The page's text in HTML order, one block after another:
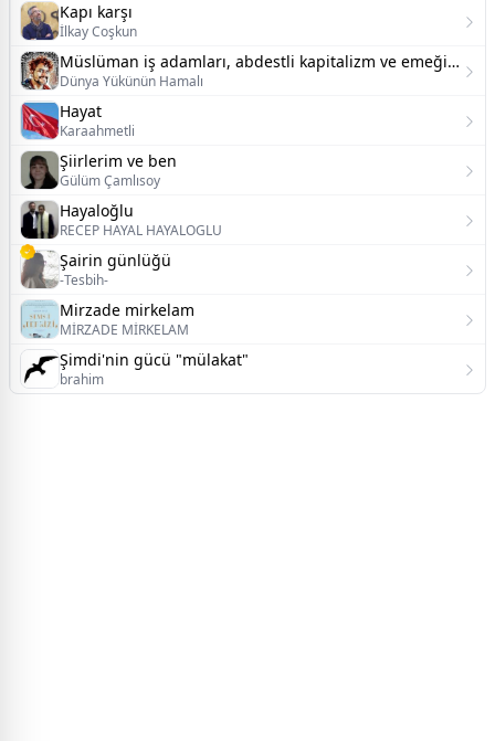
Kapı karşı
İlkay Coşkun
Müslüman iş adamları, abdestli kapitalizm ve emeğin metalaşması
Dünya Yükünün Hamalı
Hayat
Karaahmetli
Şiirlerim ve ben
Gülüm Çamlısoy
Hayaloğlu
RECEP HAYAL HAYALOGLU
Şairin günlüğü
-Tesbih-
Mirzade mirkelam
MİRZADE MİRKELAM
Şimdi'nin gücü "mülakat"
brahim